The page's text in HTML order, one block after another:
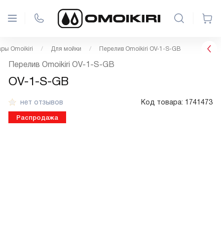
Omoikiri Для мойки Перелив Omoikiri OV-1-S-GB
нет отзывов Код товара: 1741473
Распродажа
Перелив Omoikiri OV-1-S-GB
OV-1-S-GB